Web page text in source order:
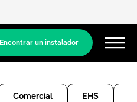
Encontrar un instalador
Comercial EHS